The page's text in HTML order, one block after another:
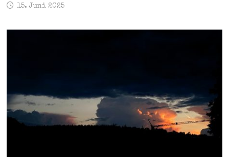
15. Juni 2025